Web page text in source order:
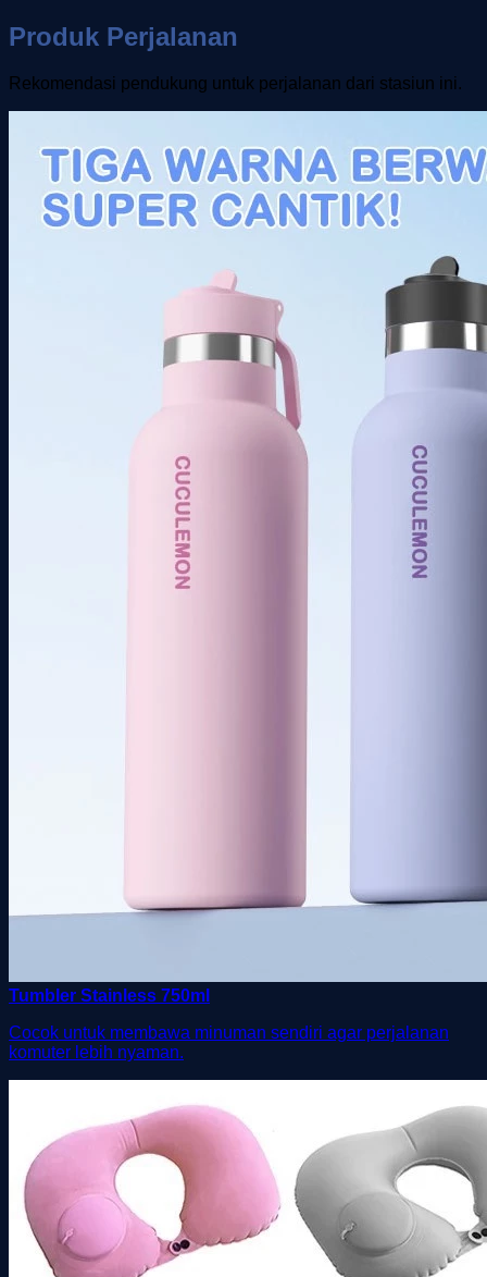
Produk Perjalanan
Rekomendasi pendukung untuk perjalanan dari stasiun ini.
Tumbler Stainless 750ml
Cocok untuk membawa minuman sendiri agar perjalanan
komuter lebih nyaman.